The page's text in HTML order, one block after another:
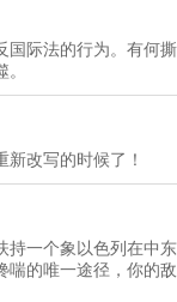
际法的行为。有何
改写的时候了！
一个象以色列在中
的唯一途径，你的